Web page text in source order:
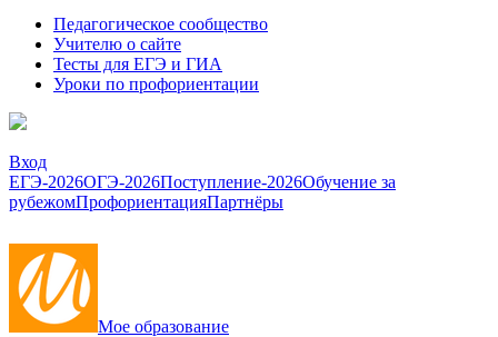
Педагогическое сообщество
Учителю о сайте
Тесты для ЕГЭ и ГИА
Уроки по профориентации
Вход
ЕГЭ-2026ОГЭ-2026Поступление-2026Обучение за
рубежомПрофориентацияПартнёры
Мое образование